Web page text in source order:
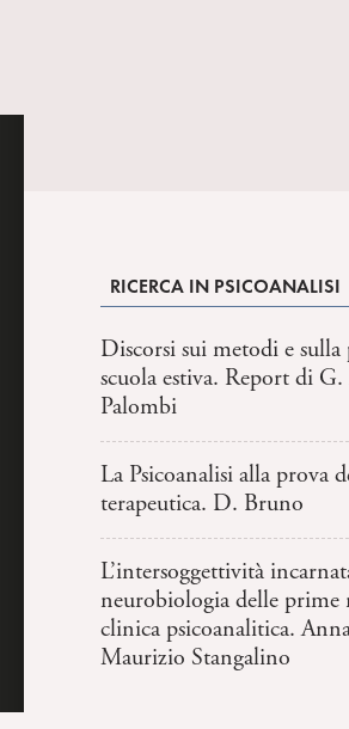
RICERCA IN PSICOANALISI
Discorsi sui metodi e sulla
scuola estiva. Report di
Palombi
La Psicoanalisi alla prova
terapeutica. D. Bruno
L’intersoggettività
neurobiologia delle prime
clinica psicoanalitica.
Maurizio Stangalino